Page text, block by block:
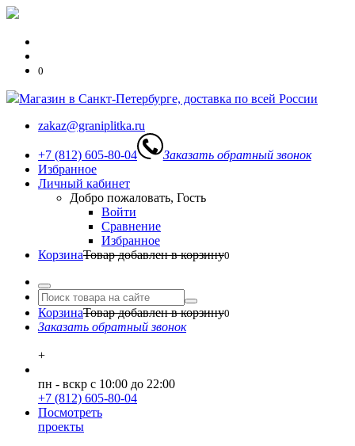
0
Магазин в Санкт-Петербурге, доставка по всей России
zakaz@graniplitka.ru
+7 (812) 605-80-04
Заказать обратный звонок
Избранное
Личный кабинет
Добро пожаловать, Гость
Войти
Сравнение
Избранное
КорзинаТовар добавлен в корзину0
КорзинаТовар добавлен в корзину0
Заказать обратный звонок
+
пн - вскр с 10:00 до 22:00
+7 (812) 605-80-04
Посмотреть
проекты